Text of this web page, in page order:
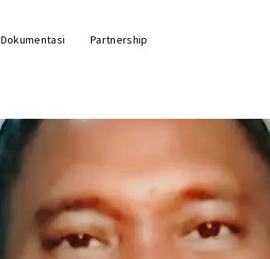
Dokumentasi Partnership